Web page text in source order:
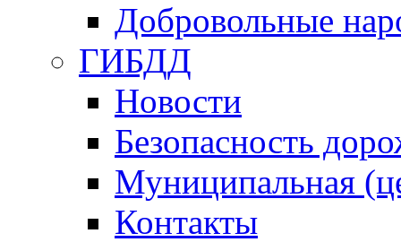
Добровольные
ГИБДД
Новости
Безопасность
Муниципальная
Контакты